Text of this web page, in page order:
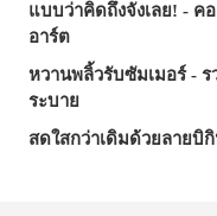
แบบว่าคิดถึงจังเลย! - ค
อาร์ต
หวานพลิ้วรับซัมเมอร์ -
ระบาย
สดใสกว่าเดิมด้วยลาย